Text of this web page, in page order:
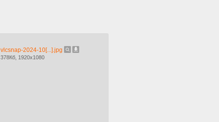
vlcsnap-2024-10[...].jpg
378Кб, 1920x1080